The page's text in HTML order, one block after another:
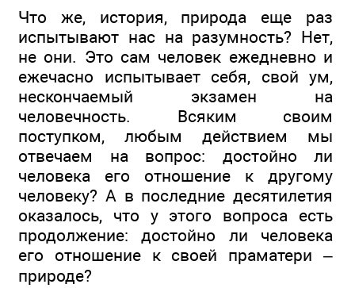
Что же, история, природа еще раз
испытывают нас на разумность? Нет,
не они. Это сам человек ежедневно и
ежечасно испытывает себя, свой ум,
нескончаемый экзамен на
человечность. Всяким своим
поступком, любым действием мы
отвечаем на вопрос: достойно ли
человека его отношение к другому
человеку? А в последние десятилетия
оказалось, что у этого вопроса есть
продолжение: достойно ли человека
его отношение к своей праматери –
природе?